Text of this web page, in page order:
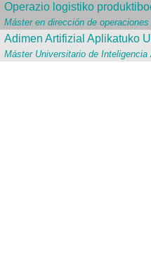
Operazio logistiko
Máster en dirección de
Adimen Artifizial Aplikatuko
Máster Universitario de